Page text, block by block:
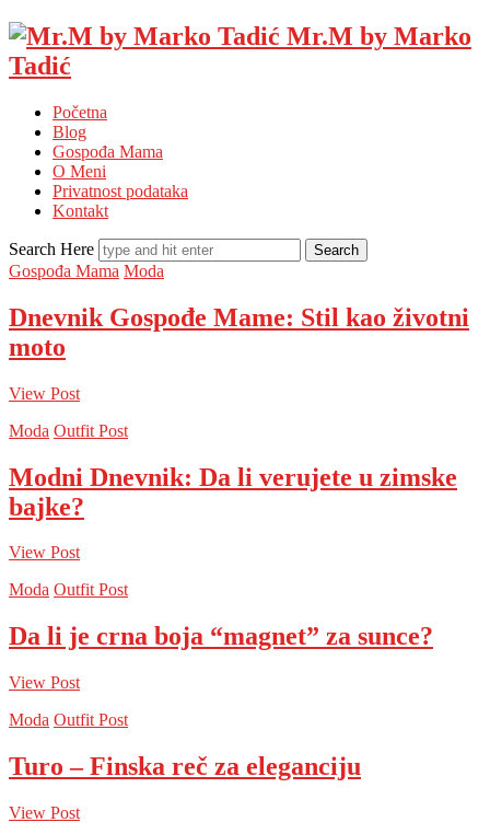
Mr.M by Marko
Tadić
Početna
Blog
Gospođa Mama
O Meni
Privatnost podataka
Kontakt
Search Here
Gospođa Mama Moda
Dnevnik Gospođe Mame: Stil kao životni
moto
View Post
Moda Outfit Post
Modni Dnevnik: Da li verujete u zimske
bajke?
View Post
Moda Outfit Post
Da li je crna boja “magnet” za sunce?
View Post
Moda Outfit Post
Turo – Finska reč za eleganciju
View Post